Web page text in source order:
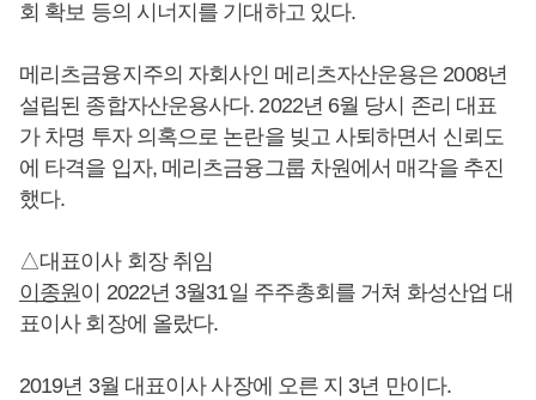
회 확보 등의 시너지를 기대하고 있다.
메리츠금융지주의 자회사인 메리츠자산운용은 2008년
설립된 종합자산운용사다. 2022년 6월 당시 존리 대표
가 차명 투자 의혹으로 논란을 빚고 사퇴하면서 신뢰도
에 타격을 입자, 메리츠금융그룹 차원에서 매각을 추진
했다.
△대표이사 회장 취임
이종원이 2022년 3월31일 주주총회를 거쳐 화성산업 대
표이사 회장에 올랐다.
2019년 3월 대표이사 사장에 오른 지 3년 만이다.